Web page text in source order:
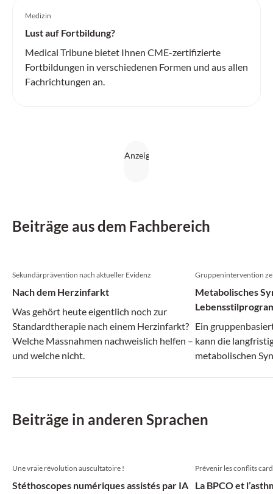
Medizin
Lust auf Fortbildung?
Medical Tribune bietet Ihnen CME-zertifizierte
Fortbildungen in verschiedenen Formen und aus allen
Fachrichtungen an.
Beiträge aus dem Fachbereich
Sekundärprävention nach aktueller Evidenz
Nach dem Herzinfarkt
Was gehört heute eigentlich noch zur
Standardtherapie nach einem Herzinfarkt?
Welche Massnahmen nachweislich helfen –
und welche nicht.
Gruppenintervention
Metabolisches
Remission
Ein
kann die
metabolischen
Beiträge in anderen Sprachen
Une vraie révolution auscultatoire !
Stéthoscopes numériques assistés par IA
Prévenir les conflits
La BPCO et